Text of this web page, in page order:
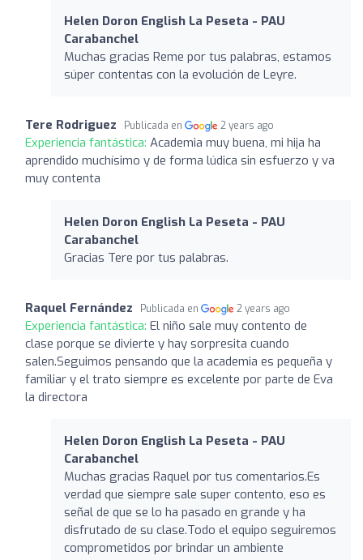
Helen Doron English La Peseta - PAU
Carabanchel
Muchas gracias Reme por tus palabras, estamos
súper contentas con la evolución de Leyre.
Tere Rodriguez Publicada en 2 years ago
Experiencia fantástica: Academia muy buena, mi hija ha
aprendido muchísimo y de forma lúdica sin esfuerzo y va
muy contenta
Helen Doron English La Peseta - PAU
Carabanchel
Gracias Tere por tus palabras.
Raquel Fernández Publicada en 2 years ago
Experiencia fantástica: El niño sale muy contento de
clase porque se divierte y hay sorpresita cuando
salen.Seguimos pensando que la academia es pequeña y
familiar y el trato siempre es excelente por parte de Eva
la directora
Helen Doron English La Peseta - PAU
Carabanchel
Muchas gracias Raquel por tus comentarios.Es
verdad que siempre sale super contento, eso es
señal de que se lo ha pasado en grande y ha
disfrutado de su clase.Todo el equipo seguiremos
comprometidos por brindar un ambiente